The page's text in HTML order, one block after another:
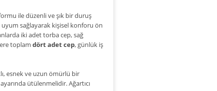
ile düzenli ve şık bir duruş
sağlayarak kişisel konforu ön
iki adet torba cep, sağ
toplam dört adet cep, günlük iş
esnek ve uzun ömürlü bir
ütülenmelidir. Ağartıcı